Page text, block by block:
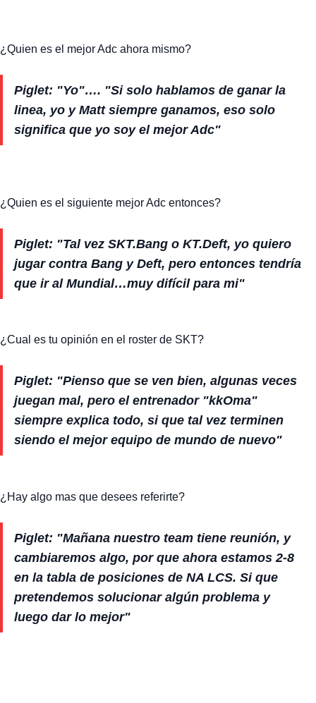
¿Quien es el mejor Adc ahora mismo?
Piglet: "Yo"…. "Si solo hablamos de ganar la
linea, yo y Matt siempre ganamos, eso solo
significa que yo soy el mejor Adc"
¿Quien es el siguiente mejor Adc entonces?
Piglet: "Tal vez SKT.Bang o KT.Deft, yo quiero
jugar contra Bang y Deft, pero entonces tendría
que ir al Mundial…muy difícil para mi"
¿Cual es tu opinión en el roster de SKT?
Piglet: "Pienso que se ven bien, algunas veces
juegan mal, pero el entrenador "kkOma"
siempre explica todo, si que tal vez terminen
siendo el mejor equipo de mundo de nuevo"
¿Hay algo mas que desees referirte?
Piglet: "Mañana nuestro team tiene reunión, y
cambiaremos algo, por que ahora estamos 2-8
en la tabla de posiciones de NA LCS. Si que
pretendemos solucionar algún problema y
luego dar lo mejor"